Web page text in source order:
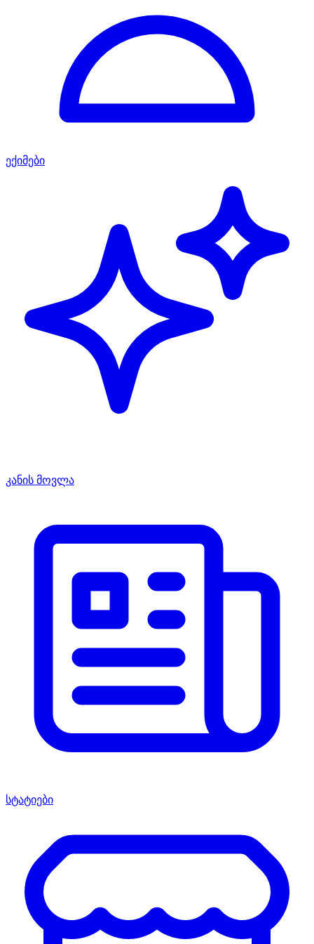
ექიმები
კანის მოვლა
სტატიები